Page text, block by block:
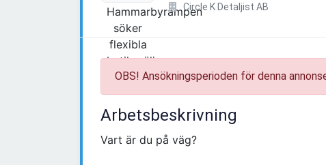
Circle K Detaljist AB
OBS! Ansökningsperioden för denna
Arbetsbeskrivning
Vart är du på väg?